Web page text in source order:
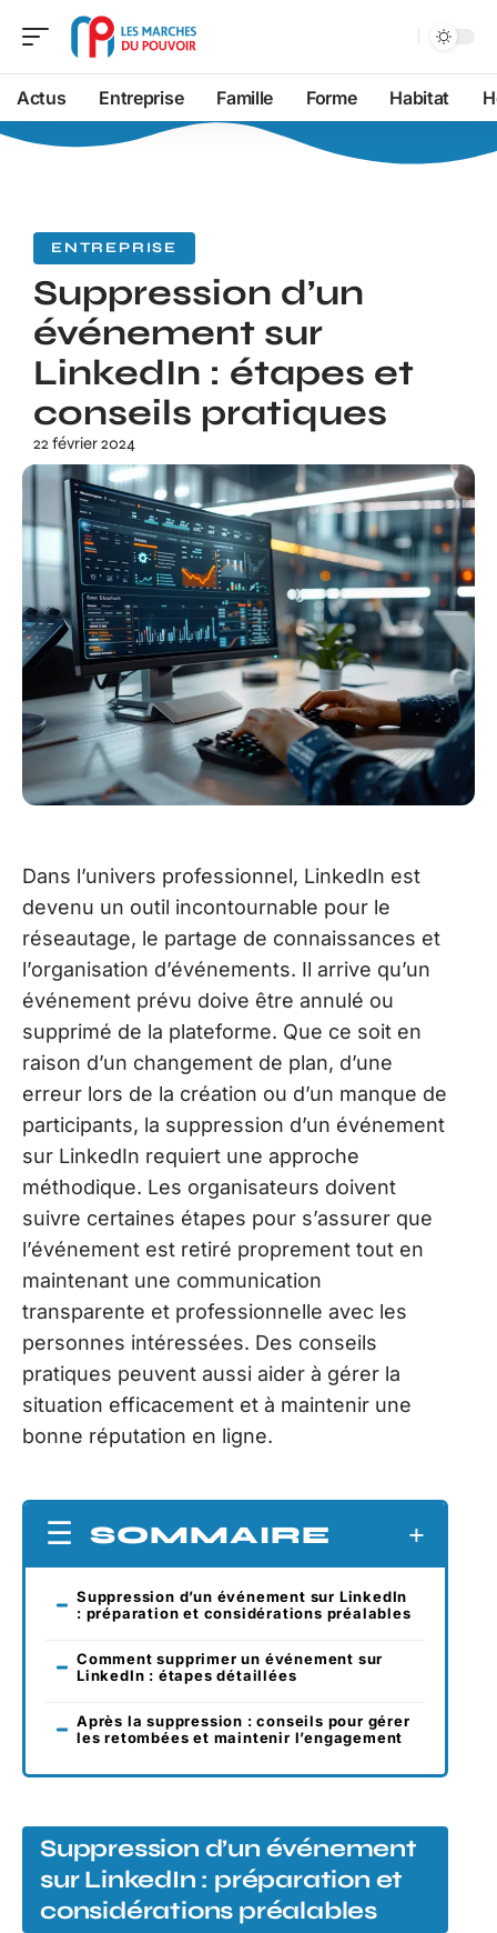
Actus Entreprise Famille Forme Habitat
ENTREPRISE
Suppression d’un
événement sur
LinkedIn : étapes et
conseils pratiques
22 février 2024
Dans l’univers professionnel, LinkedIn est
devenu un outil incontournable pour le
réseautage, le partage de connaissances et
l’organisation d’événements. Il arrive qu’un
événement prévu doive être annulé ou
supprimé de la plateforme. Que ce soit en
raison d’un changement de plan, d’une
erreur lors de la création ou d’un manque de
participants, la suppression d’un événement
sur LinkedIn requiert une approche
méthodique. Les organisateurs doivent
suivre certaines étapes pour s’assurer que
l’événement est retiré proprement tout en
maintenant une communication
transparente et professionnelle avec les
personnes intéressées. Des conseils
pratiques peuvent aussi aider à gérer la
situation efficacement et à maintenir une
bonne réputation en ligne.
SOMMAIRE
Suppression d’un événement sur LinkedIn
: préparation et considérations préalables
Comment supprimer un événement sur
LinkedIn : étapes détaillées
Après la suppression : conseils pour gérer
les retombées et maintenir l’engagement
Suppression d’un événement
sur LinkedIn : préparation et
considérations préalables